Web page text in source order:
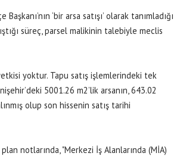
‘bir arsa satışı’ olarak tanımladığı
süreç, parsel malikinin talebiyle meclis
yoktur. Tapu satış işlemlerindeki tek
5001.26 m2’lik arsanın, 643.02
olup son hissenin satış tarihi
notlarında, "Merkezi İş Alanlarında (MİA)